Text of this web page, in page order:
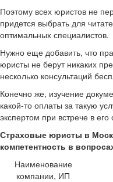
Поэтому всех юристов не
придется выбрать для
оптимальных специалистов.
Нужно еще добавить, что
юристы не берут никаких
несколько консультаций
Конечно же, изучение
какой-то оплаты за такую
экспертом при встрече в
Страховые юристы в
компетентность в
Наименование
компании, ИП